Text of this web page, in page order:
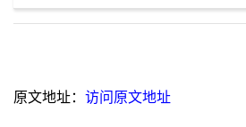
原文地址： 访问原文地址